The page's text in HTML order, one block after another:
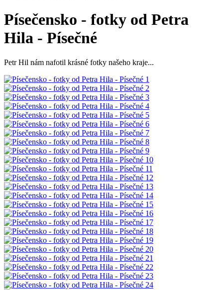
Písečensko - fotky od Petra
Hila - Písečné
Petr Hil nám nafotil krásné fotky našeho kraje...